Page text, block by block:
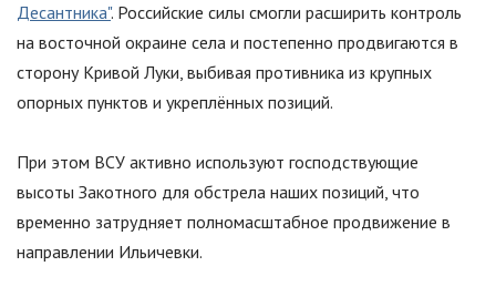
Десантника". Российские силы смогли расширить контроль
на восточной окраине села и постепенно продвигаются в
сторону Кривой Луки, выбивая противника из крупных
опорных пунктов и укреплённых позиций.
При этом ВСУ активно используют господствующие
высоты Закотного для обстрела наших позиций, что
временно затрудняет полномасштабное продвижение в
направлении Ильичевки.